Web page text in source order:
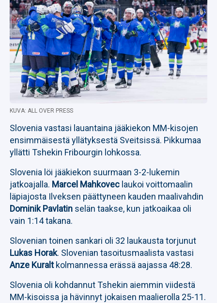
KUVA: ALL OVER PRESS
Slovenia vastasi lauantaina jääkiekon MM-kisojen
ensimmäisestä yllätyksestä Sveitsissä. Pikkumaa
yllätti Tshekin Fribourgin lohkossa.
Slovenia löi jääkiekon suurmaan 3-2-lukemin
jatkoajalla. Marcel Mahkovec laukoi voittomaalin
läpiajosta Ilveksen päättyneen kauden maalivahdin
Dominik Pavlatin selän taakse, kun jatkoaikaa oli
vain 1:14 takana.
Slovenian toinen sankari oli 32 laukausta torjunut
Lukas Horak. Slovenian tasoitusmaalista vastasi
Anze Kuralt kolmannessa erässä aajassa 48:28.
Slovenia oli kohdannut Tshekin aiemmin viidestä
MM-kisoissa ja hävinnyt jokaisen maalierolla 25-11.